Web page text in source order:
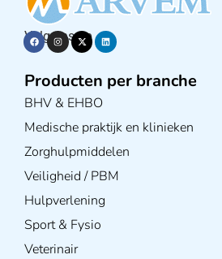
Volg ons op
Producten per branche
BHV & EHBO
Medische praktijk en klinieken
Zorghulpmiddelen
Veiligheid / PBM
Hulpverlening
Sport & Fysio
Veterinair